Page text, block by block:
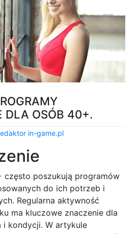
DLA OSÓB 40+.
in-game.pl
często poszukują programów
do ich potrzeb i
Regularna aktywność
ma kluczowe znaczenie dla
i kondycji. W artykule